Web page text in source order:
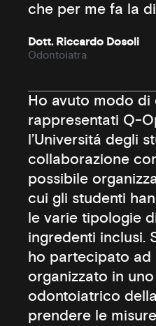
che per me fa la
Dott. Riccardo Dosoli
Odontoiatra
Ho avuto modo di
rappresentati Q-
l’Universitá degli
collaborazione
possibile
cui gli studenti
le varie tipologie
ingredenti inclusi.
ho partecipato ad
organizzato in
odontoiatrico
prendere le